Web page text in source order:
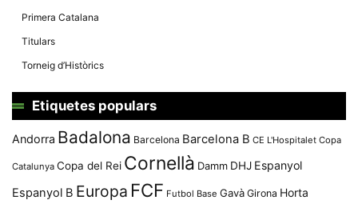
Primera Catalana
Titulars
Torneig d’Històrics
Etiquetes populars
Andorra Badalona Barcelona Barcelona B CE L'Hospitalet Copa
Catalunya Copa del Rei Cornellà Damm DHJ Espanyol
Espanyol B Europa FCF Futbol Base Gavà Girona Horta